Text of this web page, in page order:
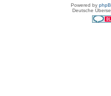
Powered by
Deutsche